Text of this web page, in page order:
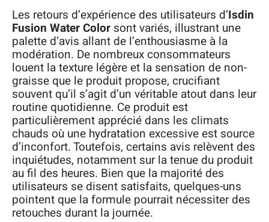
Les retours d’expérience des utilisateurs d’Isdin
Fusion Water Color sont variés, illustrant une
palette d’avis allant de l’enthousiasme à la
modération. De nombreux consommateurs
louent la texture légère et la sensation de non-
graisse que le produit propose, crucifiant
souvent qu’il s’agit d’un véritable atout dans leur
routine quotidienne. Ce produit est
particulièrement apprécié dans les climats
chauds où une hydratation excessive est source
d’inconfort. Toutefois, certains avis relèvent des
inquiétudes, notamment sur la tenue du produit
au fil des heures. Bien que la majorité des
utilisateurs se disent satisfaits, quelques-uns
pointent que la formule pourrait nécessiter des
retouches durant la journée.